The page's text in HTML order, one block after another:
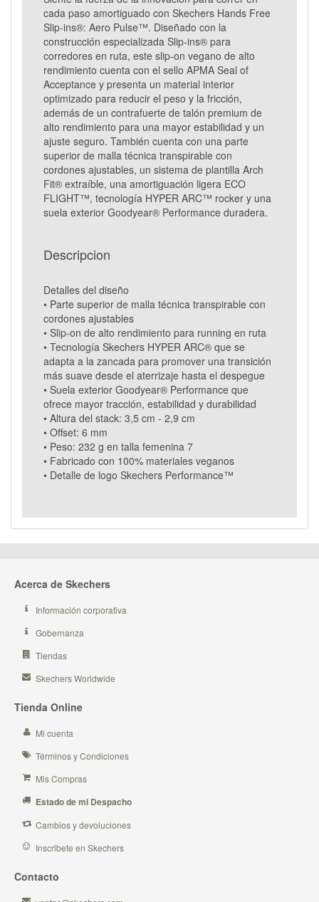
cada paso amortiguado con Skechers Hands Free
Slip-ins®: Aero Pulse™. Diseñado con la
construcción especializada Slip-ins® para
corredores en ruta, este slip-on vegano de alto
rendimiento cuenta con el sello APMA Seal of
Acceptance y presenta un material interior
optimizado para reducir el peso y la fricción,
además de un contrafuerte de talón premium de
alto rendimiento para una mayor estabilidad y un
ajuste seguro. También cuenta con una parte
superior de malla técnica transpirable con
cordones ajustables, un sistema de plantilla Arch
Fit® extraíble, una amortiguación ligera ECO
FLIGHT™, tecnología HYPER ARC™ rocker y una
suela exterior Goodyear® Performance duradera.
Descripcion
Detalles del diseño
• Parte superior de malla técnica transpirable con
cordones ajustables
• Slip-on de alto rendimiento para running en ruta
• Tecnología Skechers HYPER ARC® que se
adapta a la zancada para promover una transición
más suave desde el aterrizaje hasta el despegue
• Suela exterior Goodyear® Performance que
ofrece mayor tracción, estabilidad y durabilidad
• Altura del stack: 3,5 cm - 2,9 cm
• Offset: 6 mm
• Peso: 232 g en talla femenina 7
• Fabricado con 100% materiales veganos
• Detalle de logo Skechers Performance™
Acerca de Skechers
Información corporativa
Gobernanza
Tiendas
Skechers Worldwide
Tienda Online
Mi cuenta
Términos y Condiciones
Mis Compras
Estado de mi Despacho
Cambios y devoluciones
Inscribete en Skechers
Contacto